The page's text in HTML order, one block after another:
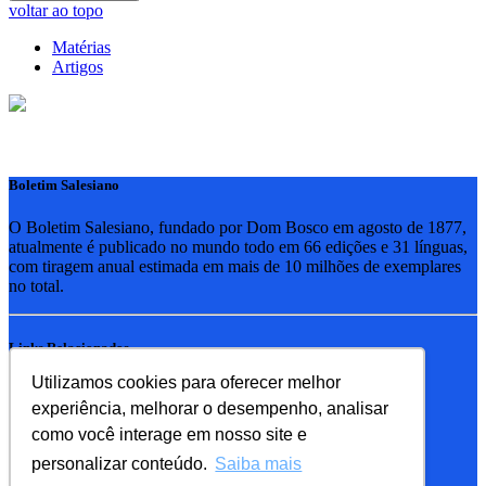
Utilizamos cookies para oferecer melhor
experiência, melhorar o desempenho, analisar
como você interage em nosso site e
personalizar conteúdo. Saiba mais
voltar ao topo
Matérias
Artigos
Boletim Salesiano
O Boletim Salesiano, fundado por Dom Bosco em agosto de 1877,
atualmente é publicado no mundo todo em 66 edições e 31 línguas,
com tiragem anual estimada em mais de 10 milhões de exemplares
no total.
Links Relacionados
RSB - Rede Salesiana Brasil
EDEBE - Editora
UPV - União pela Vida
Familia Salesiana